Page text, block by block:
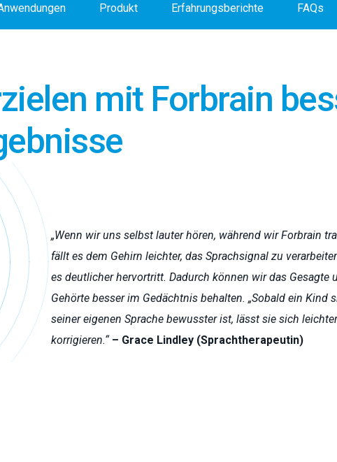
Produkt Erfahrungsberichte FAQs
mit Forbrain
„Wenn wir uns selbst lauter hören, während wir Forbrain
fällt es dem Gehirn leichter, das Sprachsignal zu
es deutlicher hervortritt. Dadurch können wir das Gesagte
Gehörte besser im Gedächtnis behalten. „Sobald ein Kind
seiner eigenen Sprache bewusster ist, lässt sie sich leichter
korrigieren.“ – Grace Lindley (Sprachtherapeutin)